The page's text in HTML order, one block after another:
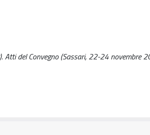
del Convegno (Sassari, 22-24 novembre